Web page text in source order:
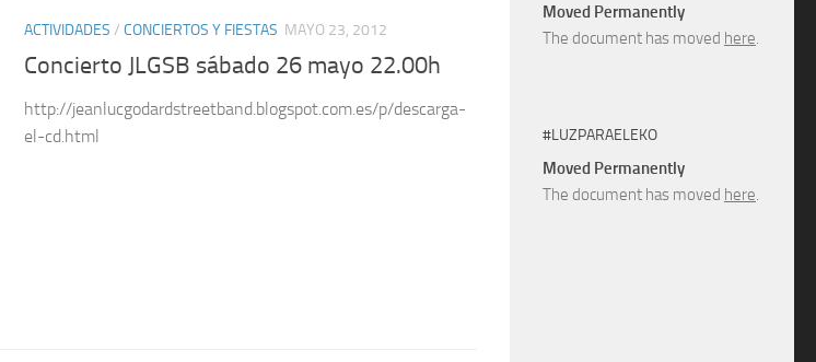
ACTIVIDADES / CONCIERTOS Y FIESTAS MAYO 23, 2012
Concierto JLGSB sábado 26 mayo 22.00h
http://jeanlucgodardstreetband.blogspot.com.es/p/descarga-
el-cd.html
Moved Permanently
The document has moved here.
#LUZPARAELEKO
Moved Permanently
The document has moved here.